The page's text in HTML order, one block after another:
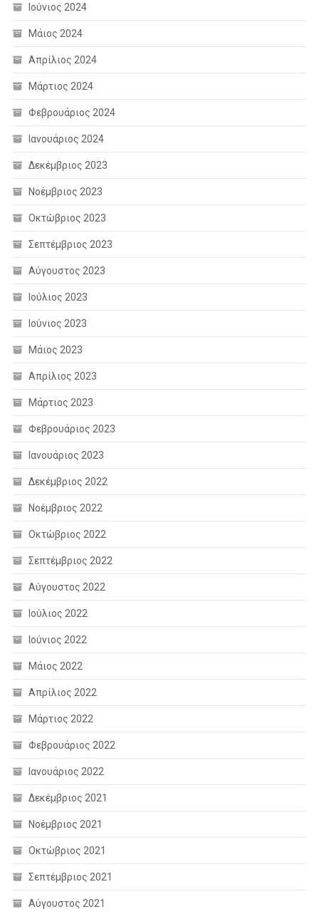
Ιούνιος 2024
Μάιος 2024
Απρίλιος 2024
Μάρτιος 2024
Φεβρουάριος 2024
Ιανουάριος 2024
Δεκέμβριος 2023
Νοέμβριος 2023
Οκτώβριος 2023
Σεπτέμβριος 2023
Αύγουστος 2023
Ιούλιος 2023
Ιούνιος 2023
Μάιος 2023
Απρίλιος 2023
Μάρτιος 2023
Φεβρουάριος 2023
Ιανουάριος 2023
Δεκέμβριος 2022
Νοέμβριος 2022
Οκτώβριος 2022
Σεπτέμβριος 2022
Αύγουστος 2022
Ιούλιος 2022
Ιούνιος 2022
Μάιος 2022
Απρίλιος 2022
Μάρτιος 2022
Φεβρουάριος 2022
Ιανουάριος 2022
Δεκέμβριος 2021
Νοέμβριος 2021
Οκτώβριος 2021
Σεπτέμβριος 2021
Αύγουστος 2021